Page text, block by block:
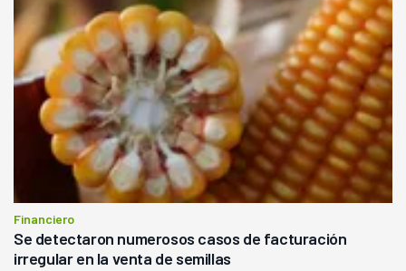
Financiero
Se detectaron numerosos casos de facturación
irregular en la venta de semillas